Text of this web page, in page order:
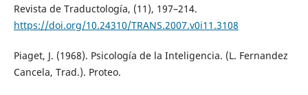
Revista de Traductología, (11), 197–214.
https://doi.org/10.24310/TRANS.2007.v0i11.3108
Piaget, J. (1968). Psicología de la Inteligencia. (L. Fernandez
Cancela, Trad.). Proteo.